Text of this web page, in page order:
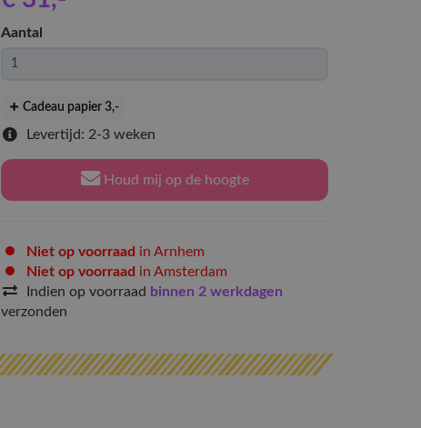
Aantal
Cadeau papier 3,-
Levertijd: 2-3 weken
Houd mij op de hoogte
Niet op voorraad in Arnhem
Niet op voorraad in Amsterdam
Indien op voorraad binnen 2 werkdagen
verzonden